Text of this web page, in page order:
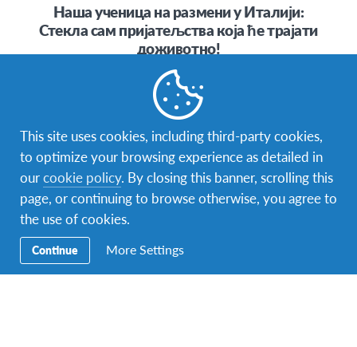
Наша ученица на размени у Италији:
Стекла сам пријатељства која ће трајати
доживотно!
Ciao a tutti! Ја сам Милана Јовановић, 17 ми је година и
долазим из Зрењанина. Ову школску годину проводим
у…
This site uses cookies, including third-party cookies,
to optimize your browsing experience as detailed in
ourcookie policy. By closing this banner, scrolling this
page, or continuing to browse otherwise, you agree to
the use of cookies.
Continue More Settings